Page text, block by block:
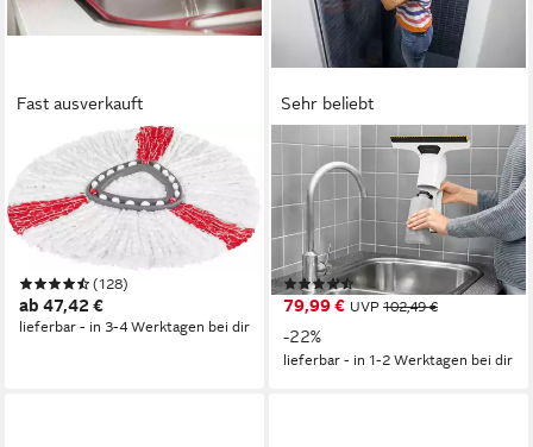
Fast ausverkauft
VILEDA
Bodenwischer-Set EASY
WRING & CLEAN TURBO
BOX, (Set, 3-St., Wischmop-
Set mit 3-tlg. Teleskopstiel,
bis zu 130 cm ausziehbar),
inkl. TURBO REFILL
(128)
ab 47,42 €
lieferbar - in 3-4 Werktagen bei dir
Sehr beliebt
KÄRCHER
Akku-Fenstersauger WV 6
PLUS, Lange Akkulaufzeit:
100 min, wechselbare
Absaugdüse, Sprühflasche
(86)
79,99 € UVP 102,49 €
-22%
lieferbar - in 1-2 Werktagen bei dir